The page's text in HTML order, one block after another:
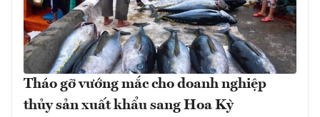
Tháo gỡ vướng mắc cho doanh nghiệp
thủy sản xuất khẩu sang Hoa Kỳ